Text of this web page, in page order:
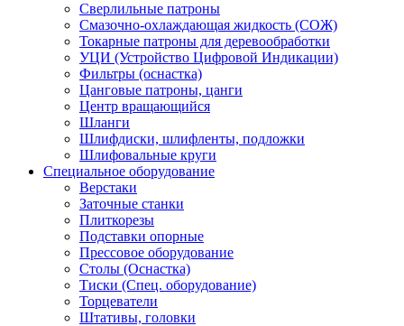
Сверлильные патроны
Смазочно-охлаждающая жидкость (СОЖ)
Токарные патроны для деревообработки
УЦИ (Устройство Цифровой Индикации)
Фильтры (оснастка)
Цанговые патроны, цанги
Центр вращающийся
Шланги
Шлифдиски, шлифленты, подложки
Шлифовальные круги
Специальное оборудование
Верстаки
Заточные станки
Плиткорезы
Подставки опорные
Прессовое оборудование
Столы (Оснастка)
Тиски (Спец. оборудование)
Торцеватели
Штативы, головки